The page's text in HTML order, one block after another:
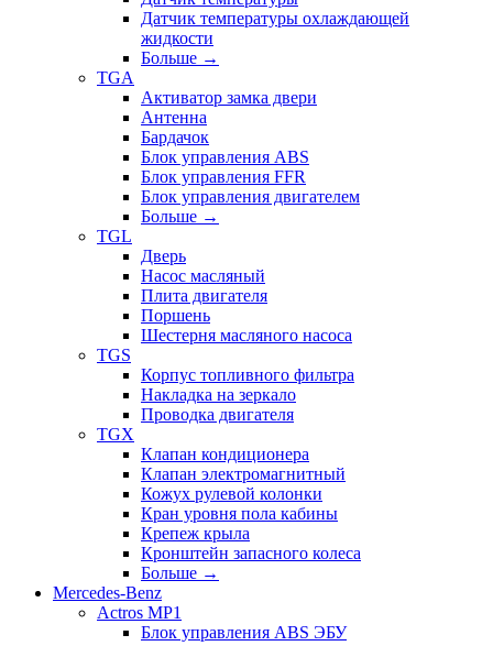
Датчик температуры охлаждающей
жидкости
Больше →
TGA
Активатор замка двери
Антенна
Бардачок
Блок управления ABS
Блок управления FFR
Блок управления двигателем
Больше →
TGL
Дверь
Насос масляный
Плита двигателя
Поршень
Шестерня масляного насоса
TGS
Корпус топливного фильтра
Накладка на зеркало
Проводка двигателя
TGX
Клапан кондиционера
Клапан электромагнитный
Кожух рулевой колонки
Кран уровня пола кабины
Крепеж крыла
Кронштейн запасного колеса
Больше →
Mercedes-Benz
Actros MP1
Блок управления ABS ЭБУ